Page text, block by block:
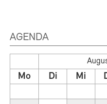
AGENDA
Mo Di Mi